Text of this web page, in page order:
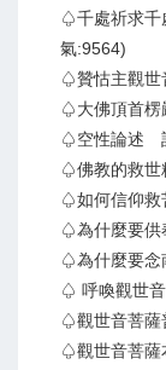
♤千處祈求千
氣:9564)
♤贊怙主觀世
♤大佛頂首楞
♤空性論述
♤佛教的救世
♤如何信仰救
♤為什麼要供
♤為什麼要念
♤ 呼喚觀世
♤觀世音菩薩
♤觀世音菩薩